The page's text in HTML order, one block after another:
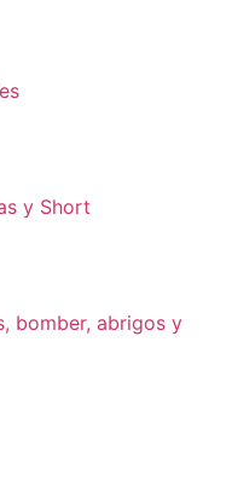
y Short
bomber, abrigos y